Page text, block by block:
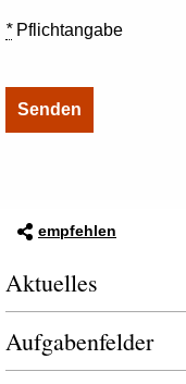
*Pflichtangabe
empfehlen
Aktuelles
Aufgabenfelder